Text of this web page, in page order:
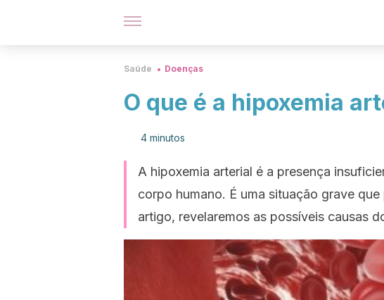
Saúde Doenças
O que é a hipoxemia
4 minutos
A hipoxemia arterial é a presença
corpo humano. É uma situação grave
artigo, revelaremos as possíveis causas